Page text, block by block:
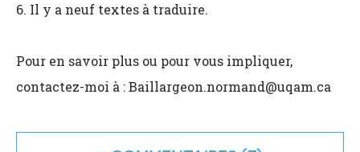
6. Il y a neuf textes à traduire.
Pour en savoir plus ou pour vous impliquer,
contactez-moi à :Baillargeon.normand@uqam.ca